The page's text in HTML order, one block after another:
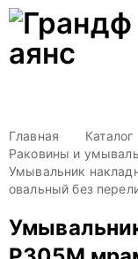
Главная Каталог
Раковины и
Умывальник
овальный без